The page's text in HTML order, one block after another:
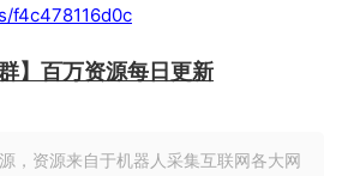
f4c478116d0c
群】百万资源每日更新
，资源来自于机器人采集互联网各大网